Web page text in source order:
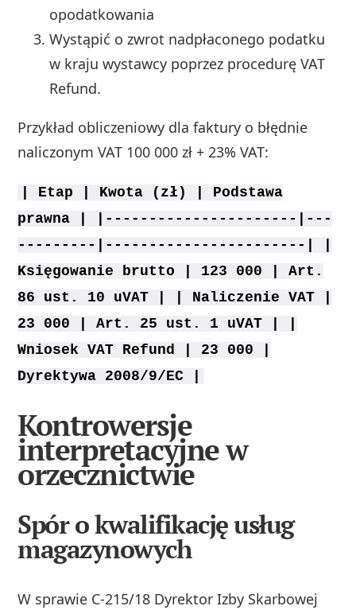
opodatkowania
Wystąpić o zwrot nadpłaconego podatku
w kraju wystawcy poprzez procedurę VAT
Refund.
Przykład obliczeniowy dla faktury o błędnie
naliczonym VAT 100 000 zł + 23% VAT:
| Etap | Kwota (zł) | Podstawa
prawna | |----------------------|---
---------|-----------------------| |
Księgowanie brutto | 123 000 | Art.
86 ust. 10 uVAT | | Naliczenie VAT |
23 000 | Art. 25 ust. 1 uVAT | |
Wniosek VAT Refund | 23 000 |
Dyrektywa 2008/9/EC |
Kontrowersje
interpretacyjne w
orzecznictwie
Spór o kwalifikację usług
magazynowych
W sprawie C-215/18 Dyrektor Izby Skarbowej